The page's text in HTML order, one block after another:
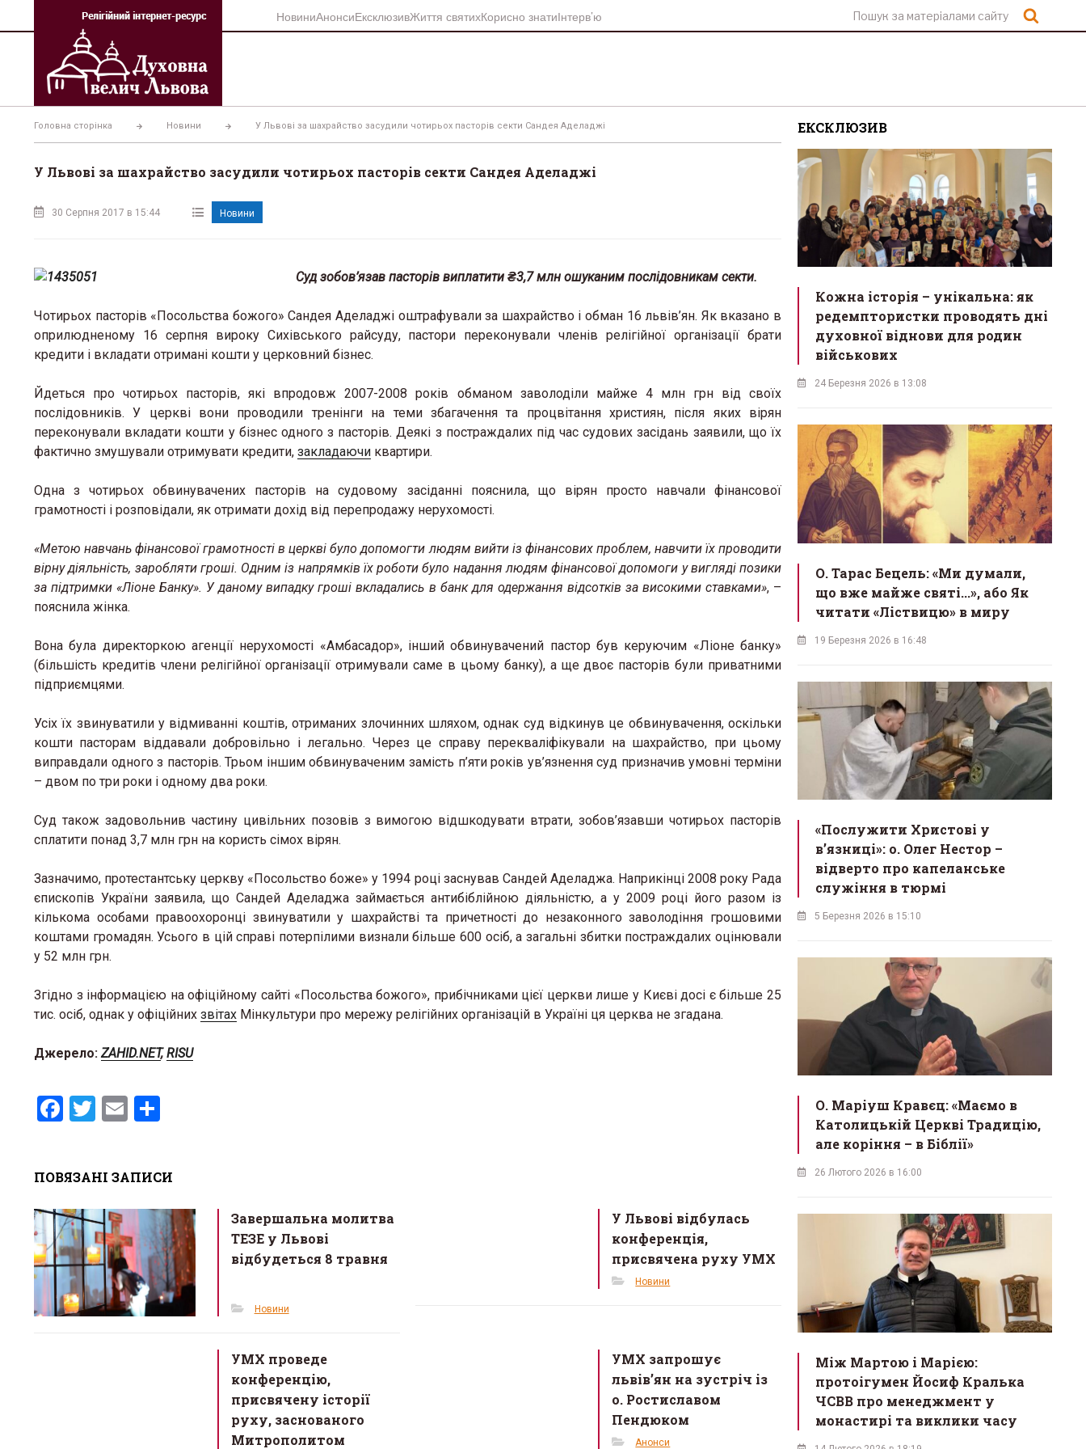
вмісту
НовиниАнонсиЕксклюзивЖиття святихКорисно знатиІнтерв’ю
Головна сторінка Новини У Львові за шахрайство засудили чотирьох пасторів секти Сандея Аделаджі
У Львові за шахрайство засудили чотирьох пасторів секти Сандея Аделаджі
30 Серпня 2017 в 15:44 Новини
Суд зобов’язав пасторів виплатити ₴3,7 млн ошуканим послідовникам секти.
Чотирьох пасторів «Посольства божого» Сандея Аделаджі оштрафували за шахрайство і обман 16 львів’ян. Як вказано в
оприлюдненому 16 серпня вироку Сихівського райсуду, пастори переконували членів релігійної організації брати
кредити і вкладати отримані кошти у церковний бізнес.
Йдеться про чотирьох пасторів, які впродовж 2007-2008 років обманом заволоділи майже 4 млн грн від своїх
послідовників. У церкві вони проводили тренінги на теми збагачення та процвітання християн, після яких вірян
переконували вкладати кошти у бізнес одного з пасторів. Деякі з постраждалих під час судових засідань заявили, що їх
фактично змушували отримувати кредити, закладаючи квартири.
Одна з чотирьох обвинувачених пасторів на судовому засіданні пояснила, що вірян просто навчали фінансової
грамотності і розповідали, як отримати дохід від перепродажу нерухомості.
«Метою навчань фінансової грамотності в церкві було допомогти людям вийти із фінансових проблем, навчити їх проводити
вірну діяльність, заробляти гроші. Одним із напрямків їх роботи було надання людям фінансової допомоги у вигляді позики
за підтримки «Ліоне Банку». У даному випадку гроші вкладались в банк для одержання відсотків за високими ставками», –
пояснила жінка.
Вона була директоркою агенції нерухомості «Амбасадор», інший обвинувачений пастор був керуючим «Ліоне банку»
(більшість кредитів члени релігійної організації отримували саме в цьому банку), а ще двоє пасторів були приватними
підприємцями.
Усіх їх звинуватили у відмиванні коштів, отриманих злочинних шляхом, однак суд відкинув це обвинувачення, оскільки
кошти пасторам віддавали добровільно і легально. Через це справу перекваліфікували на шахрайство, при цьому
виправдали одного з пасторів. Трьом іншим обвинуваченим замість п’яти років ув’язнення суд призначив умовні терміни
– двом по три роки і одному два роки.
Суд також задовольнив частину цивільних позовів з вимогою відшкодувати втрати, зобов’язавши чотирьох пасторів
сплатити понад 3,7 млн грн на користь сімох вірян.
Зазначимо, протестантську церкву «Посольство боже» у 1994 році заснував Сандей Аделаджа. Наприкінці 2008 року Рада
єпископів України заявила, що Сандей Аделаджа займається антибіблійною діяльністю, а у 2009 році його разом із
кількома особами правоохоронці звинуватили у шахрайстві та причетності до незаконного заволодіння грошовими
коштами громадян. Усього в цій справі потерпілими визнали більше 600 осіб, а загальні збитки постраждалих оцінювали
у 52 млн грн.
Згідно з інформацією на офіційному сайті «Посольства божого», прибічниками цієї церкви лише у Києві досі є більше 25
тис. осіб, однак у офіційних звітах Мінкультури про мережу релігійних організацій в Україні ця церква не згадана.
Джерело:ZAHID.NET,RISU
F
b
o
o
k
T
er
E
e
ПОВЯЗАНІ ЗАПИСИ
Завершальна молитва
ТЕЗЕ у Львові
відбудеться 8 травня
Новини
У Львові відбулась
конференція,
присвячена руху УМХ
Новини
УМХ проведе
конференцію,
присвячену історії
руху, заснованого
Митрополитом
УМХ запрошує
львів’ян на зустріч із
о. Ростиславом
Пендюком
Анонси
ЕКСКЛЮЗИВ
Кожна історія – унікальна: як
редемптористки проводять дні
духовної віднови для родин
військових
24 Березня 2026 в 13:08
О. Тарас Бецель: «Ми думали,
що вже майже святі...», або Як
читати «Ліствицю» в миру
19 Березня 2026 в 16:48
«Послужити Христові у
вʼязниці»: о. Олег Нестор –
відверто про капеланське
служіння в тюрмі
5 Березня 2026 в 15:10
О. Маріуш Кравєц: «Маємо в
Католицькій Церкві Традицію,
але коріння – в Біблії»
26 Лютого 2026 в 16:00
Між Мартою і Марією:
протоігумен Йосиф Кралька
ЧСВВ про менеджмент у
монастирі та виклики часу